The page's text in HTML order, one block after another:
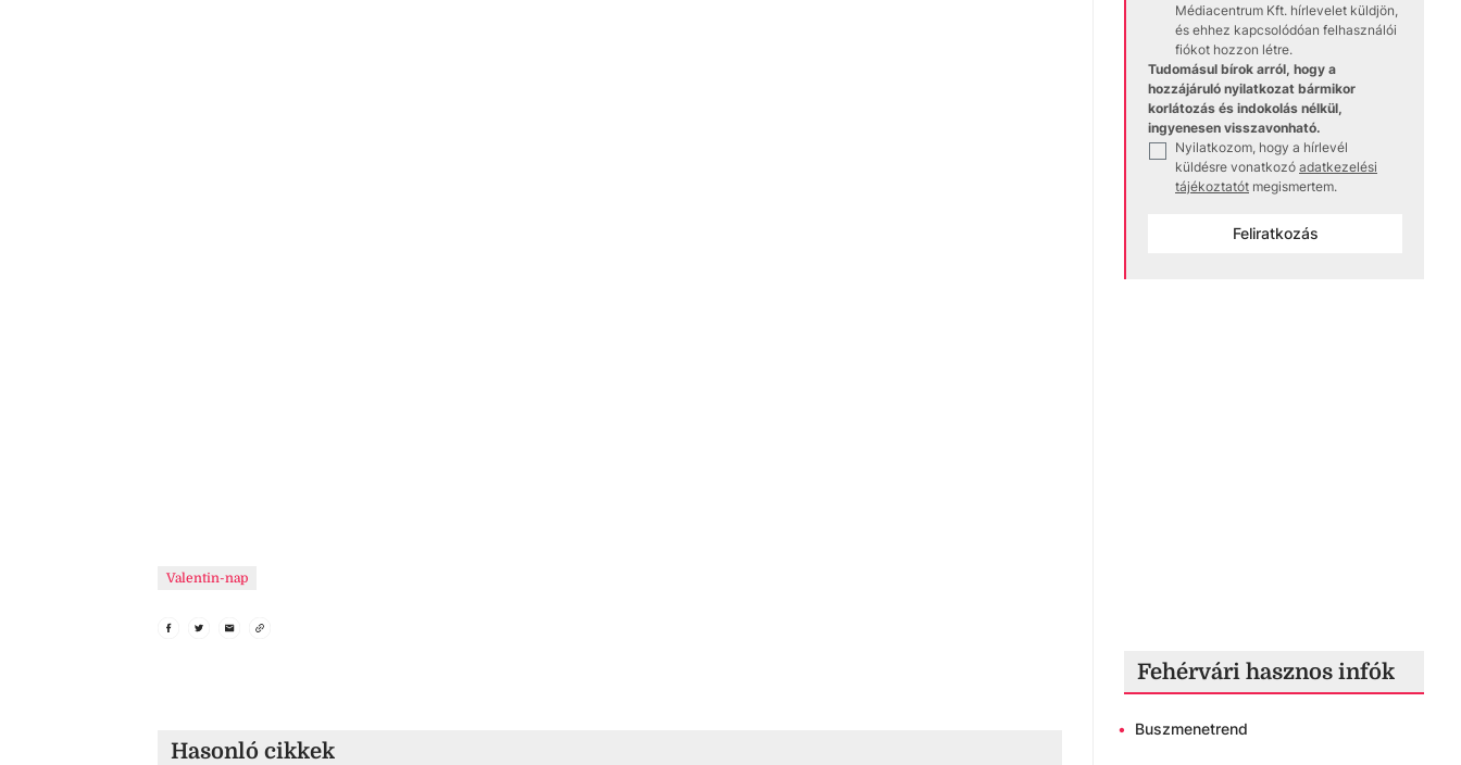
Valentin-nap
Hasonló cikkek
Médiacentrum Kft. hírlevelet küldjön,
és ehhez kapcsolódóan felhasználói
fiókot hozzon létre.
Tudomásul bírok arról, hogy a
hozzájáruló nyilatkozat bármikor
korlátozás és indokolás nélkül,
ingyenesen visszavonható.
✓
Nyilatkozom, hogy a hírlevél
küldésre vonatkozó adatkezelési
tájékoztatót megismertem.
Feliratkozás
Fehérvári hasznos infók
• Buszmenetrend